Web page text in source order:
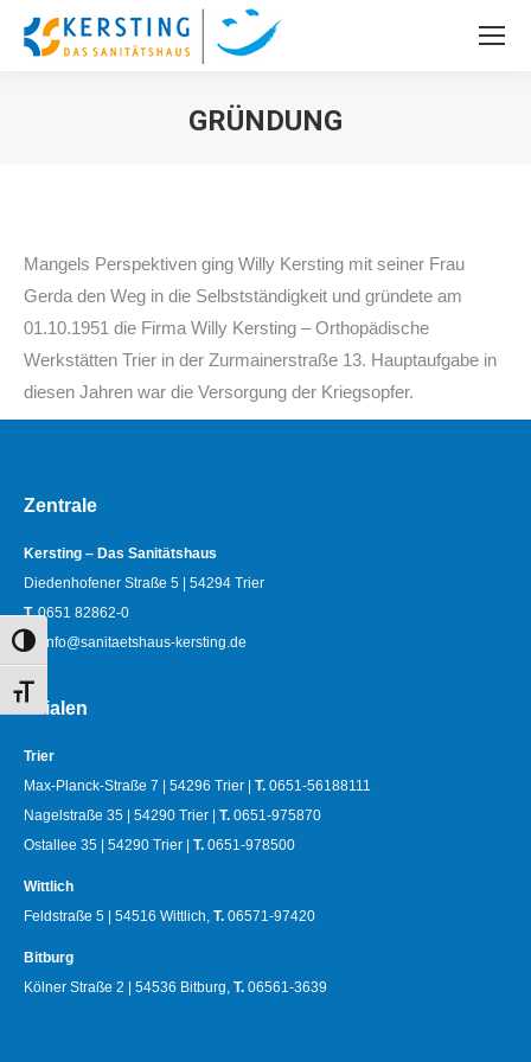
Umschalten auf hohe Kontraste
Schrift vergrößern
GRÜNDUNG
Mangels Perspektiven ging Willy Kersting mit seiner Frau
Gerda den Weg in die Selbstständigkeit und gründete am
01.10.1951 die Firma Willy Kersting – Orthopädische
Werkstätten Trier in der Zurmainerstraße 13. Hauptaufgabe in
diesen Jahren war die Versorgung der Kriegsopfer.
Zentrale
Kersting – Das Sanitätshaus
Diedenhofener Straße 5 | 54294 Trier
T. 0651 82862-0
M.
info@sanitaetshaus-kersting.de
Filialen
Trier
Max-Planck-Straße 7 | 54296 Trier | T. 0651-56188111
Nagelstraße 35 | 54290 Trier | T. 0651-975870
Ostallee 35 | 54290 Trier | T. 0651-978500
Wittlich
Feldstraße 5 | 54516 Wittlich, T. 06571-97420
Bitburg
Kölner Straße 2 | 54536 Bitburg, T. 06561-3639